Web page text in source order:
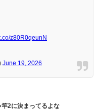
z80R0qeunN
June 19, 2026
2に決まってるよな